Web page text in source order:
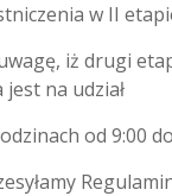
w II
iż drugi
na udział
od 9:00